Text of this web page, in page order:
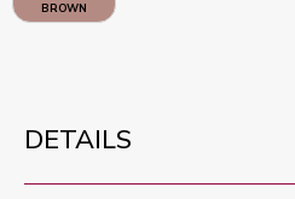
BROWN
DETAILS